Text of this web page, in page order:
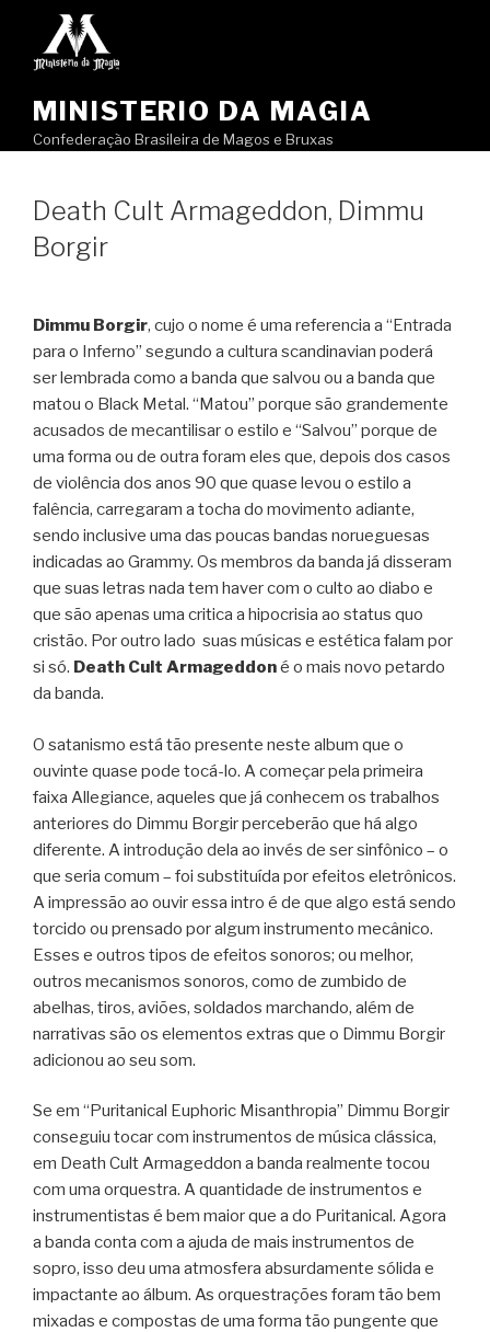
MINISTERIO DA MAGIA
Confederação Brasileira de Magos e Bruxas
Death Cult Armageddon, Dimmu
Borgir
Dimmu Borgir, cujo o nome é uma referencia a “Entrada
para o Inferno” segundo a cultura scandinavian poderá
ser lembrada como a banda que salvou ou a banda que
matou o Black Metal. “Matou” porque são grandemente
acusados de mecantilisar o estilo e “Salvou” porque de
uma forma ou de outra foram eles que, depois dos casos
de violência dos anos 90 que quase levou o estilo a
falência, carregaram a tocha do movimento adiante,
sendo inclusive uma das poucas bandas norueguesas
indicadas ao Grammy. Os membros da banda já disseram
que suas letras nada tem haver com o culto ao diabo e
que são apenas uma critica a hipocrisia ao status quo
cristão. Por outro lado suas músicas e estética falam por
si só. Death Cult Armageddoné o mais novo petardo
da banda.
O satanismo está tão presente neste album que o
ouvinte quase pode tocá-lo. A começar pela primeira
faixa Allegiance, aqueles que já conhecem os trabalhos
anteriores do Dimmu Borgir perceberão que há algo
diferente. A introdução dela ao invés de ser sinfônico – o
que seria comum – foi substituída por efeitos eletrônicos.
A impressão ao ouvir essa intro é de que algo está sendo
torcido ou prensado por algum instrumento mecânico.
Esses e outros tipos de efeitos sonoros; ou melhor,
outros mecanismos sonoros, como de zumbido de
abelhas, tiros, aviões, soldados marchando, além de
narrativas são os elementos extras que o Dimmu Borgir
adicionou ao seu som.
Se em “Puritanical Euphoric Misanthropia” Dimmu Borgir
conseguiu tocar com instrumentos de música clássica,
em Death Cult Armageddon a banda realmente tocou
com uma orquestra. A quantidade de instrumentos e
instrumentistas é bem maior que a do Puritanical. Agora
a banda conta com a ajuda de mais instrumentos de
sopro, isso deu uma atmosfera absurdamente sólida e
impactante ao álbum. As orquestrações foram tão bem
mixadas e compostas de uma forma tão pungente que